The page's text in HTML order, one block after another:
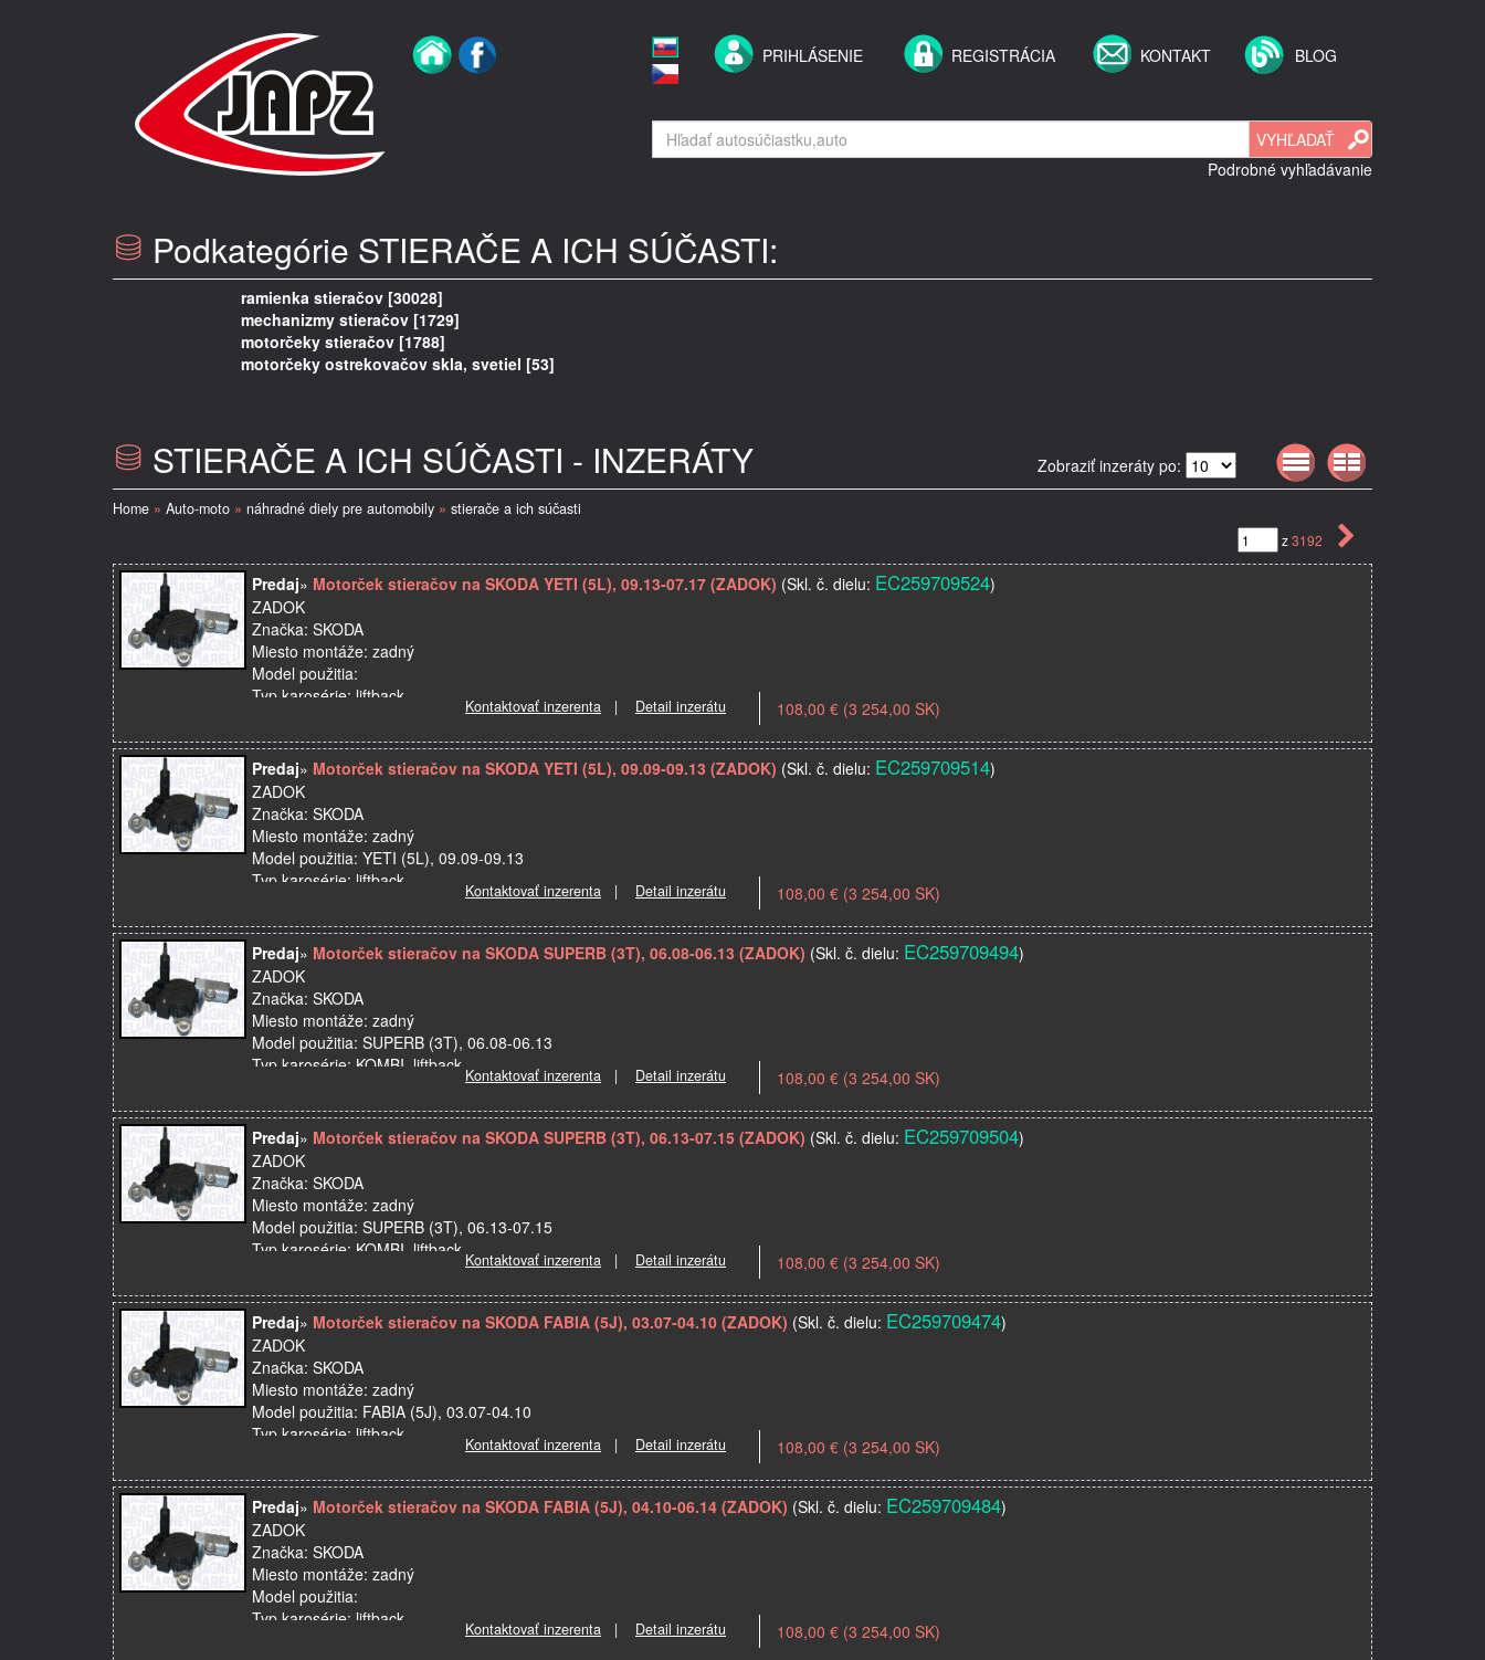
PRIHLÁSENIE REGISTRÁCIA KONTAKT BLOG
Podrobné vyhľadávanie
Podkategórie STIERAČE A ICH SÚČASTI:
ramienka stieračov [30028]
mechanizmy stieračov [1729]
motorčeky stieračov [1788]
motorčeky ostrekovačov skla, svetiel [53]
STIERAČE A ICH SÚČASTI - INZERÁTY Zobraziť inzeráty po:
Home » Auto-moto » náhradné diely pre automobily » stierače a ich súčasti
z3192
Predaj» Motorček stieračov na SKODA YETI (5L), 09.13-07.17 (ZADOK) (Skl. č. dielu: EC259709524)
ZADOK
Značka: SKODA
Miesto montáže: zadný
Model použitia:
Typ karosérie: liftback
Kvalita: Prémiový diel prvovýroby
Názov dielu: Motorček stieračov
OE: 5J795…
Kontaktovať inzerenta | Detail inzerátu 108,00 € (3 254,00 SK)
Predaj» Motorček stieračov na SKODA YETI (5L), 09.09-09.13 (ZADOK) (Skl. č. dielu: EC259709514)
ZADOK
Značka: SKODA
Miesto montáže: zadný
Model použitia: YETI (5L), 09.09-09.13
Typ karosérie: liftback
Kvalita: Prémiový diel prvovýroby
Názov dielu: Motorček …
Kontaktovať inzerenta | Detail inzerátu 108,00 € (3 254,00 SK)
Predaj» Motorček stieračov na SKODA SUPERB (3T), 06.08-06.13 (ZADOK) (Skl. č. dielu: EC259709494)
ZADOK
Značka: SKODA
Miesto montáže: zadný
Model použitia: SUPERB (3T), 06.08-06.13
Typ karosérie: KOMBI, liftback
Kvalita: Prémiový diel prvovýroby
Názov dielu: …
Kontaktovať inzerenta | Detail inzerátu 108,00 € (3 254,00 SK)
Predaj» Motorček stieračov na SKODA SUPERB (3T), 06.13-07.15 (ZADOK) (Skl. č. dielu: EC259709504)
ZADOK
Značka: SKODA
Miesto montáže: zadný
Model použitia: SUPERB (3T), 06.13-07.15
Typ karosérie: KOMBI, liftback
Kvalita: Prémiový diel prvovýroby
Názov dielu: …
Kontaktovať inzerenta | Detail inzerátu 108,00 € (3 254,00 SK)
Predaj» Motorček stieračov na SKODA FABIA (5J), 03.07-04.10 (ZADOK) (Skl. č. dielu: EC259709474)
ZADOK
Značka: SKODA
Miesto montáže: zadný
Model použitia: FABIA (5J), 03.07-04.10
Typ karosérie: liftback
Kvalita: Prémiový diel prvovýroby
Názov dielu: Motorček…
Kontaktovať inzerenta | Detail inzerátu 108,00 € (3 254,00 SK)
Predaj» Motorček stieračov na SKODA FABIA (5J), 04.10-06.14 (ZADOK) (Skl. č. dielu: EC259709484)
ZADOK
Značka: SKODA
Miesto montáže: zadný
Model použitia:
Typ karosérie: liftback
Kvalita: Prémiový diel prvovýrobyKontaktovať inzerenta | Detail inzerátu 108,00 € (3 254,00 SK)